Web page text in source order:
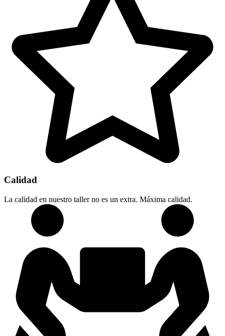
Calidad
La calidad en nuestro taller no es un extra. Máxima calidad.